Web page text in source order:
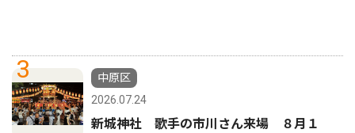
3
中原区
2026.07.24
新城神社 歌手の市川さん来場 ８月１